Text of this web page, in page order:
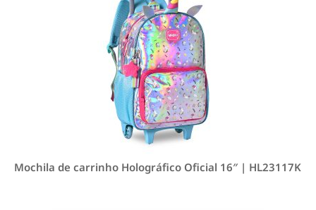
Mochila de carrinho Holográfico Oficial 16″ | HL23117K